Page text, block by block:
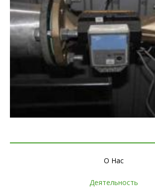
О Нас
Деятельность